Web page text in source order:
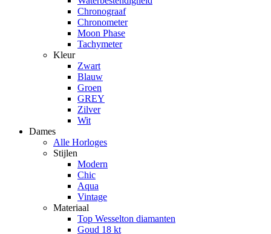
Chronograaf
Chronometer
Moon Phase
Tachymeter
Kleur
Zwart
Blauw
Groen
GREY
Zilver
Wit
Dames
Alle Horloges
Stijlen
Modern
Chic
Aqua
Vintage
Materiaal
Top Wesselton diamanten
Goud 18 kt